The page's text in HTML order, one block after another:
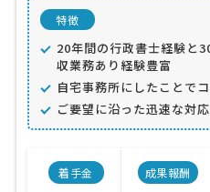
特徴
20年間の行政書士経験と
収業務あり経験豊富
自宅事務所にしたことで
ご要望に沿った迅速な対応
着手金
成果報酬